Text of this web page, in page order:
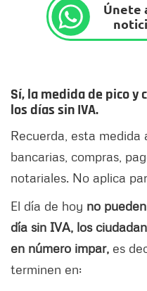
Únete
Sí, la medida de pico y
los días sin IVA.
Recuerda, esta medida
bancarias, compras,
notariales. No aplica
El día de hoy no
día sin IVA, los
en número impar, es
terminen en: